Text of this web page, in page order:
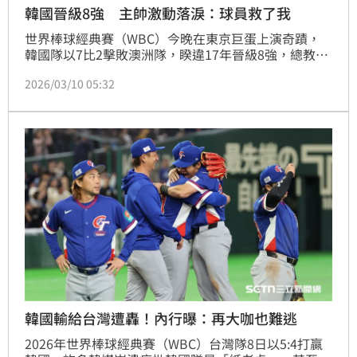
韓國晉級8強 主帥激動落淚：球員救了我
世界棒球經典賽（WBC）今晚在東京巨蛋上演奇蹟，
韓國隊以7比2擊敗澳洲隊，睽違17年晉級8強，總教練
過程非常艱難，但最後是球員們救了我」，將所有功勞
2026/03/10 05:32
韓國輸給台灣遭轟！內行曝：再大咖也難逃
2026年世界棒球經典賽（WBC）台灣隊8日以5:4打贏